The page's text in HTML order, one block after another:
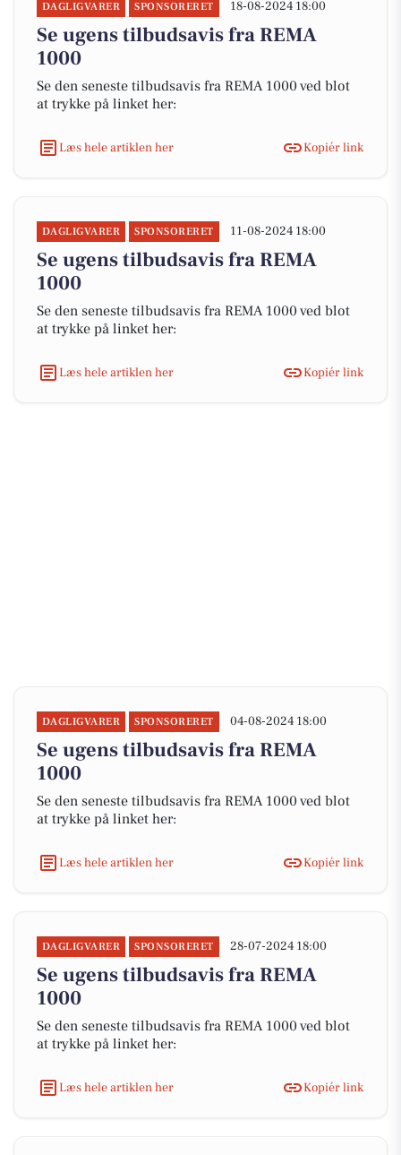
DAGLIGVARER SPONSORERET 18-08-2024 18:00
Se ugens tilbudsavis fra REMA
1000
Se den seneste tilbudsavis fra REMA 1000 ved blot
at trykke på linket her:
Læs hele artiklen her Kopiér link
DAGLIGVARER SPONSORERET 11-08-2024 18:00
Se ugens tilbudsavis fra REMA
1000
Se den seneste tilbudsavis fra REMA 1000 ved blot
at trykke på linket her:
Læs hele artiklen her Kopiér link
DAGLIGVARER SPONSORERET 04-08-2024 18:00
Se ugens tilbudsavis fra REMA
1000
Se den seneste tilbudsavis fra REMA 1000 ved blot
at trykke på linket her:
Læs hele artiklen her Kopiér link
DAGLIGVARER SPONSORERET 28-07-2024 18:00
Se ugens tilbudsavis fra REMA
1000
Se den seneste tilbudsavis fra REMA 1000 ved blot
at trykke på linket her:
Læs hele artiklen her Kopiér link